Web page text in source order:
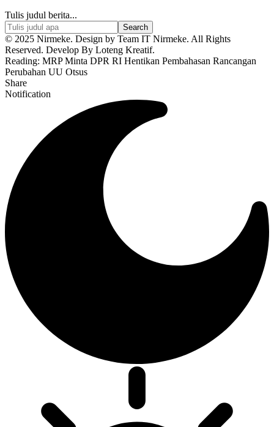
Tulis judul berita...
© 2025 Nirmeke. Design by Team IT Nirmeke. All Rights
Reserved. Develop By Loteng Kreatif.
Reading: MRP Minta DPR RI Hentikan Pembahasan Rancangan
Perubahan UU Otsus
Share
Notification